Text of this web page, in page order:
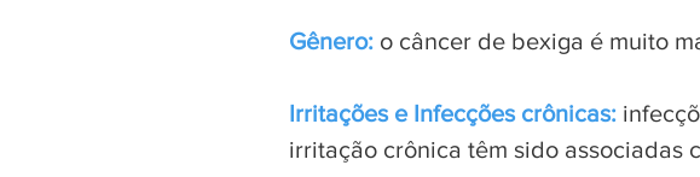
Gênero: o câncer de bexiga é muito
Irritações e Infecções crônicas:
irritação crônica têm sido associadas